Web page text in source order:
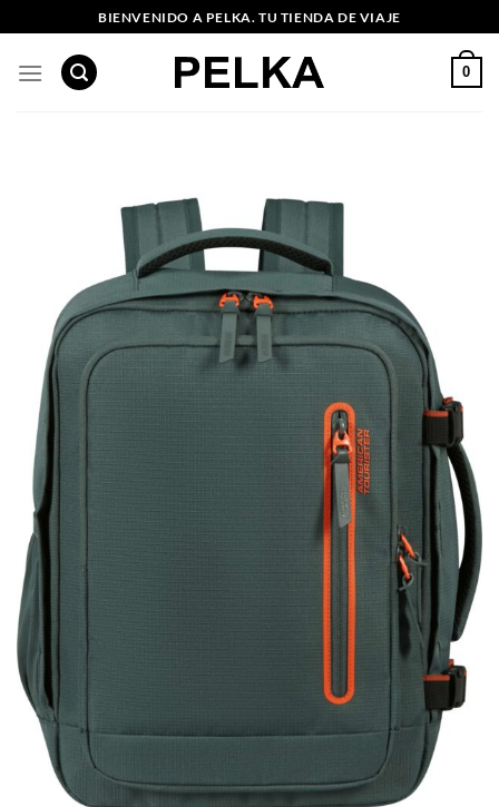
al
contenido
BIENVENIDO A PELKA. TU TIENDA DE VIAJE
0